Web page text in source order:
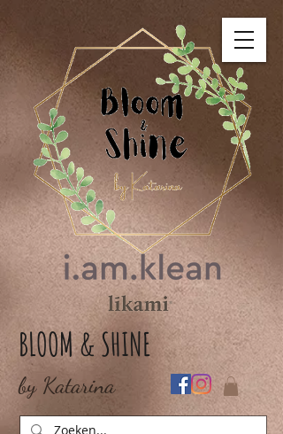
BLOOM & SHINE
by Katarina